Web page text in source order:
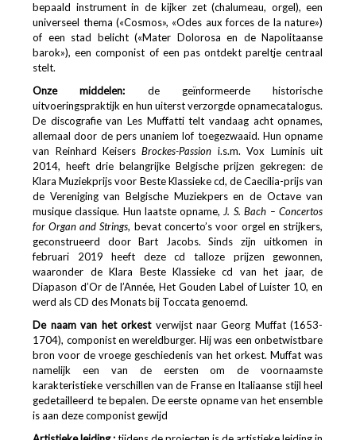
bepaald instrument in de kijker zet (chalumeau, orgel), een
universeel thema («Cosmos», «Odes aux forces de la nature»)
of een stad belicht («Mater Dolorosa en de Napolitaanse
barok»), een componist of een pas ontdekt pareltje centraal
stelt.
Onze middelen: de geïnformeerde historische
uitvoeringspraktijk en hun uiterst verzorgde opnamecatalogus.
De discografie van Les Muffatti telt vandaag acht opnames,
allemaal door de pers unaniem lof toegezwaaid. Hun opname
van Reinhard KeisersBrockes-Passion i.s.m. Vox Luminis uit
2014, heeft drie belangrijke Belgische prijzen gekregen: de
Klara Muziekprijs voor Beste Klassieke cd, de Caecilia-prijs van
de Vereniging van Belgische Muziekpers en de Octave van
musique classique. Hun laatste opname, J. S. Bach – Concertos
for Organ and Strings, bevat concerto’s voor orgel en strijkers,
geconstrueerd door Bart Jacobs. Sinds zijn uitkomen in
februari 2019 heeft deze cd talloze prijzen gewonnen,
waaronder de Klara Beste Klassieke cd van het jaar, de
Diapason d’Or de l’Année, Het Gouden Label of Luister 10, en
werd als CD des Monats bij Toccata genoemd.
De naam van het orkestverwijst naar Georg Muffat (1653-
1704), componist en wereldburger. Hij was een onbetwistbare
bron voor de vroege geschiedenis van het orkest. Muffat was
namelijk een van de eersten om de voornaamste
karakteristieke verschillen van de Franse en Italiaanse stijl heel
gedetailleerd te bepalen. De eerste opname van het ensemble
is aan deze componist gewijd